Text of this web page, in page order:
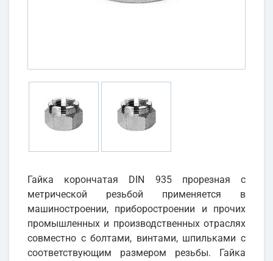
Гайка корончатая DIN 935 прорезная с
метрической резьбой применяется в
машиностроении, приборостроении и прочих
промышленных и производственных отраслях
совместно с болтами, винтами, шпильками с
соответствующим размером резьбы. Гайка